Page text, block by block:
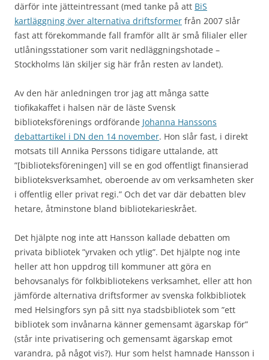
därför inte jätteintressant (med tanke på att BiS
kartläggning över alternativa driftsformer från 2007 slår
fast att förekommande fall framför allt är små filialer eller
utlåningsstationer som varit nedläggningshotade –
Stockholms län skiljer sig här från resten av landet).
Av den här anledningen tror jag att många satte
tiofikakaffet i halsen när de läste Svensk
biblioteksförenings ordförande Johanna Hanssons
debattartikel i DN den 14 november. Hon slår fast, i direkt
motsats till Annika Perssons tidigare uttalande, att
”[biblioteksföreningen] vill se en god offentligt finansierad
biblioteksverksamhet, oberoende av om verksamheten sker
i offentlig eller privat regi.” Och det var där debatten blev
hetare, åtminstone bland bibliotekarieskrået.
Det hjälpte nog inte att Hansson kallade debatten om
privata bibliotek ”yrvaken och ytlig”. Det hjälpte nog inte
heller att hon uppdrog till kommuner att göra en
behovsanalys för folkbibliotekens verksamhet, eller att hon
jämförde alternativa driftsformer av svenska folkbibliotek
med Helsingfors syn på sitt nya stadsbibliotek som ”ett
bibliotek som invånarna känner gemensamt ägarskap för”
(står inte privatisering och gemensamt ägarskap emot
varandra, på något vis?). Hur som helst hamnade Hansson i